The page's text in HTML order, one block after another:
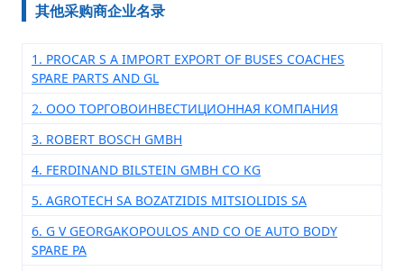
其他采购商企业名录
1. PROCAR S A IMPORT EXPORT OF BUSES COACHES
SPARE PARTS AND GL
2. ООО ТОРГОВОИНВЕСТИЦИОННАЯ КОМПАНИЯ
3. ROBERT BOSCH GMBH
4. FERDINAND BILSTEIN GMBH CO KG
5. AGROTECH SA BOZATZIDIS MITSIOLIDIS SA
6. G V GEORGAKOPOULOS AND CO OE AUTO BODY
SPARE PA